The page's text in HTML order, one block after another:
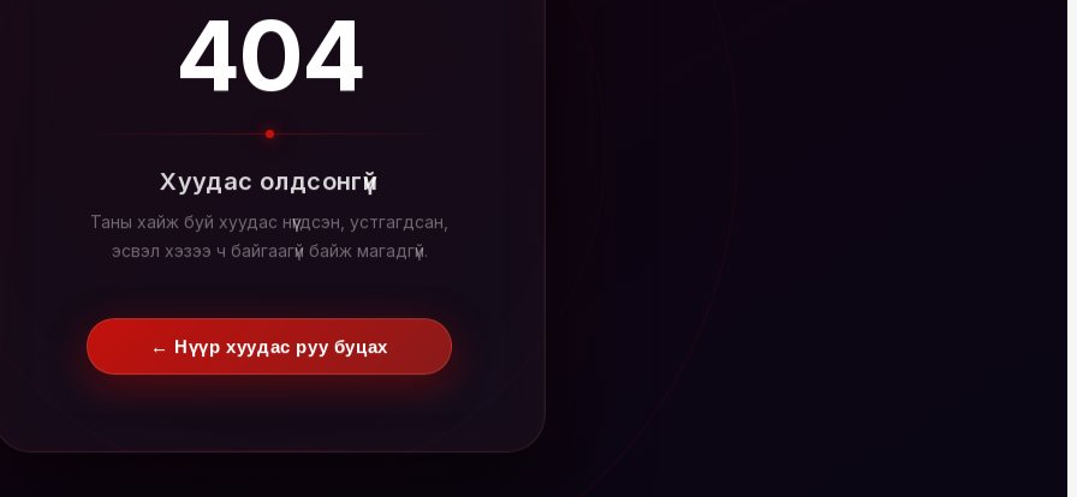
404
Хуудас олдсонгүй
Таны хайж буй хуудас нүүгдсэн, устгагдсан,
эсвэл хэзээ ч байгаагүй байж магадгүй.
← Нүүр хуудас руу буцах